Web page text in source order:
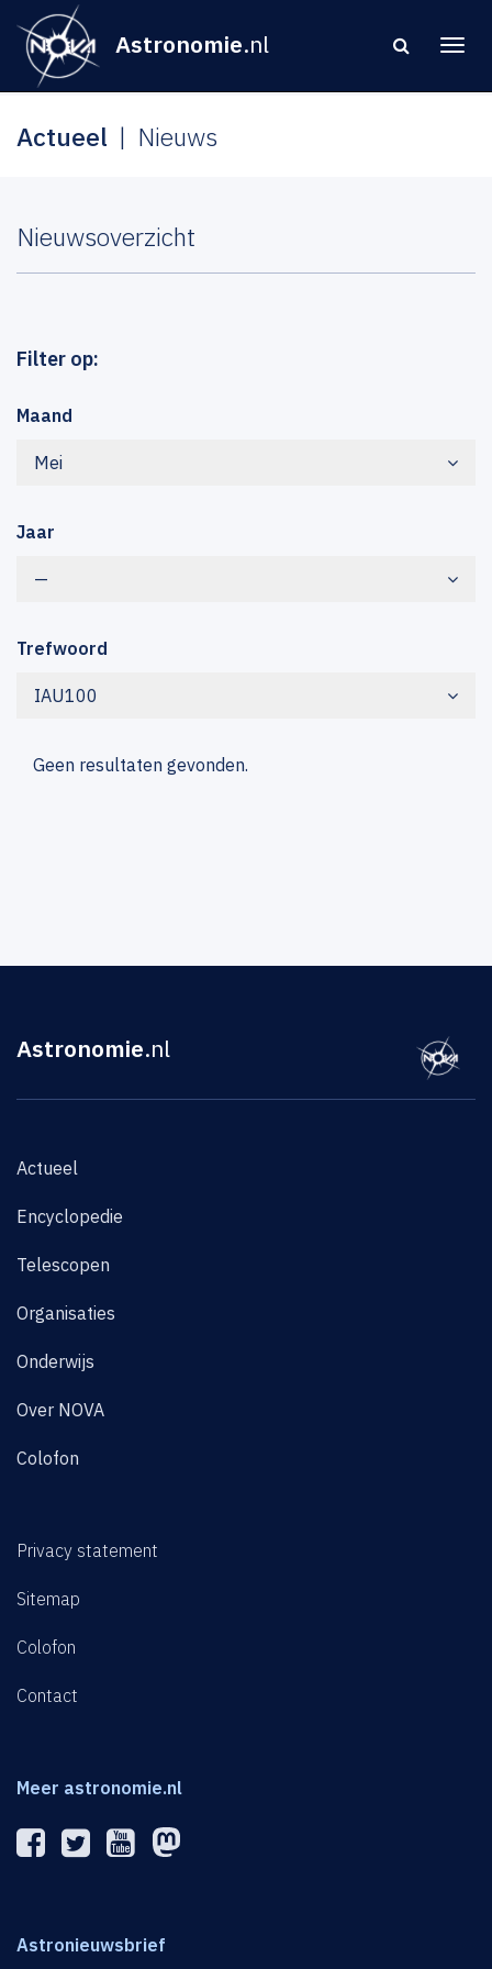
Astronomie.nl
Actueel Nieuws
Nieuwsoverzicht
Filter op:
Maand
Mei
Jaar
—
Trefwoord
IAU100
Geen resultaten gevonden.
Astronomie.nl
Actueel
Encyclopedie
Telescopen
Organisaties
Onderwijs
Over NOVA
Colofon
Privacy statement
Sitemap
Colofon
Contact
Meer astronomie.nl
Astronieuwsbrief